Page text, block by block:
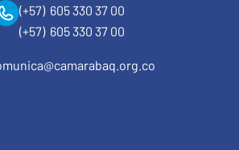
(+57) 605 330 37 00
(+57) 605 330 37 00